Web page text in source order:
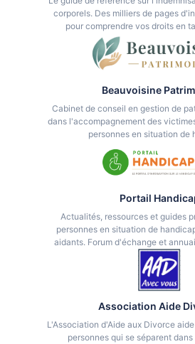
corporels. Des milliers de pages
pour comprendre vos droits en
Beauvoisine
Cabinet de conseil en gestion de
dans l'accompagnement des
personnes en situation de
Portail
Actualités, ressources et guides
personnes en situation de
aidants. Forum d'échange et
Association Aide
L'Association d'Aide aux Divorce
personnes qui se séparent